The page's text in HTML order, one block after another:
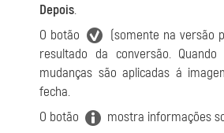
Depois.
O botão
(somente na versão
resultado da conversão.
mudanças são aplicadas á
fecha.
O botão
mostra informações